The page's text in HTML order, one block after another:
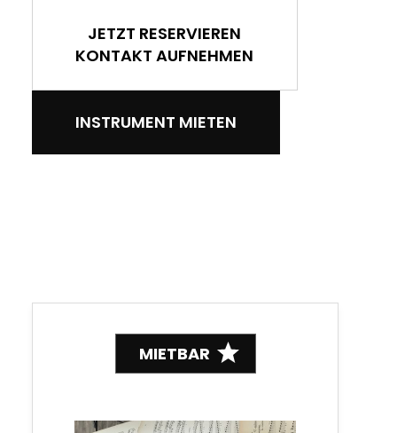
JETZT RESERVIEREN
KONTAKT AUFNEHMEN
INSTRUMENT MIETEN
MIETBAR